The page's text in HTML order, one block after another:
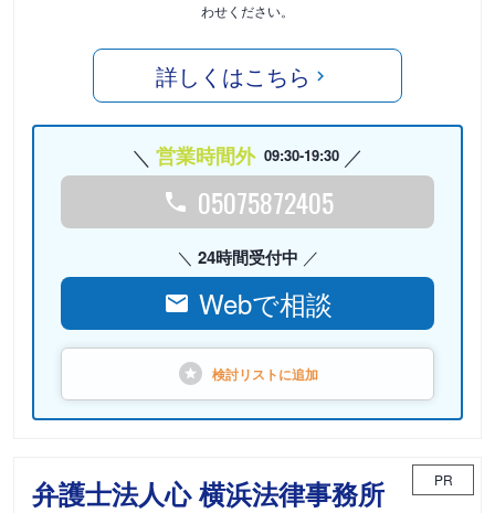
わせください。
詳しくはこちら
営業時間外 09:30-19:30
05075872405
24時間受付中
Webで相談
検討リストに追加
弁護士法人心 横浜法律事務所 PR